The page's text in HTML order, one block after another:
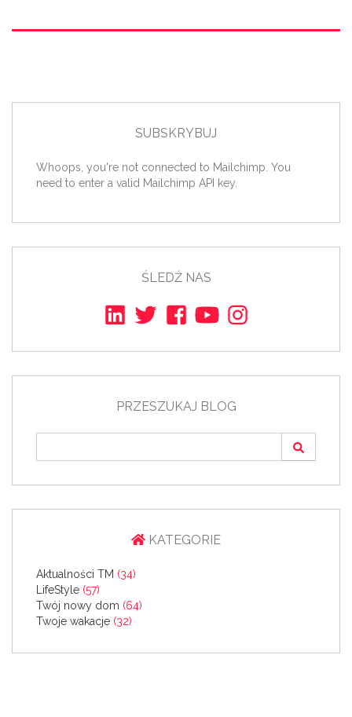
SUBSKRYBUJ
Whoops, you're not connected to Mailchimp. You
need to enter a valid Mailchimp API key.
ŚLEDŹ NAS
PRZESZUKAJ BLOG
KATEGORIE
Aktualności TM (34)
LifeStyle (57)
Twój nowy dom (64)
Twoje wakacje (32)